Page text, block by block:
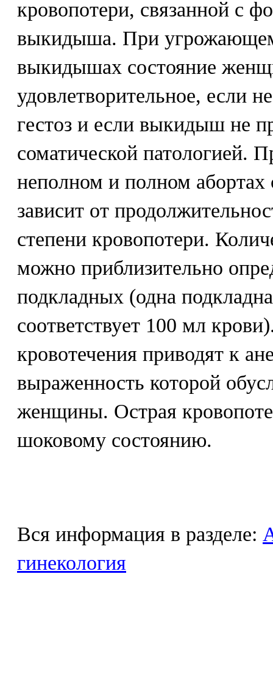
кровопотери, связанной с
выкидыша. При
выкидышах состояние
удовлетворительное, если
гестоз и если выкидыш не
соматической патологией.
неполном и полном абортах
зависит от
степени кровопотери.
можно приблизительно
подкладных (одна
соответствует 100 мл
кровотечения приводят к
выраженность которой
женщины. Острая
шоковому состоянию.
Вся информация в разделе:
гинекология